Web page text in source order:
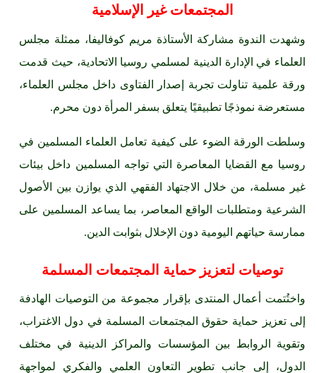
المجتمعات غير الإسلامية
وشهدت الندوة مشاركة الأستاذة مريم كوفاليفا، ممثلة مجلس
العلماء في الإدارة الدينية لمسلمي روسيا الاتحادية، حيث قدمت
ورقة علمية تناولت تجربة إصدار الفتاوى داخل مجلس العلماء،
مستعرضة نموذجًا تطبيقيًا يتعلق بسفر المرأة دون محرم.
وسلطت الورقة الضوء على كيفية تعامل العلماء المسلمين في
روسيا مع القضايا المعاصرة التي تواجه المسلمين داخل بيئات
غير مسلمة، من خلال الاجتهاد الفقهي الذي يوازن بين الأصول
الشرعية ومتطلبات الواقع المعاصر، بما يساعد المسلمين على
ممارسة حياتهم اليومية دون الإخلال بثوابت الدين.
توصيات لتعزيز حماية المجتمعات المسلمة
واختُتمت أعمال المنتدى بإقرار مجموعة من التوصيات الهادفة
إلى تعزيز حماية حقوق المجتمعات المسلمة في دول الاغتراب،
وتقوية الروابط بين المؤسسات والمراكز الدينية في مختلف
الدول، إلى جانب تطوير التعاون العلمي والفكري لمواجهة